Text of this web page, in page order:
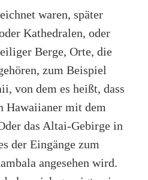
waren, später
Kathedralen, oder
Berge, Orte, die
zum Beispiel
von dem es heißt, dass
Hawaiianer mit dem
das Altai-Gebirge in
der Eingänge zum
angesehen wird.